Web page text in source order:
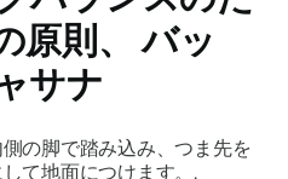
原則、バッ
サナ
の脚で踏み込み、つま先を
て地面につけます。.